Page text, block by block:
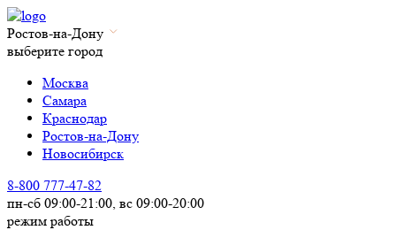
Ростов-на-Дону
выберите город
Москва
Самара
Краснодар
Ростов-на-Дону
Новосибирск
8-800 777-47-82
пн-сб 09:00-21:00, вс 09:00-20:00
режим работы